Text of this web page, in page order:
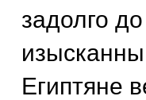
задолго
Египтяне